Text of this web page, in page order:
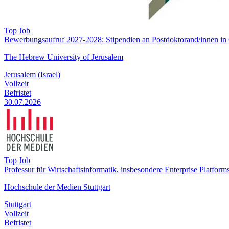
Top Job
Bewerbungsaufruf 2027-2028: Stipendien an Postdoktorand/innen in
The Hebrew University of Jerusalem
Jerusalem (Israel)
Vollzeit
Befristet
30.07.2026
Top Job
Professur für Wirtschaftsinformatik, insbesondere Enterprise
Hochschule der Medien Stuttgart
Stuttgart
Vollzeit
Befristet